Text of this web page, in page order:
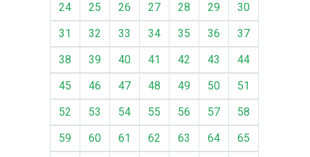
24
25 26 27 28 29
30
31
32 33 34 35 36
37
38
39 40 41 42 43
44
45
46 47 48 49 50
51
52
53 54 55 56 57
58
59
60 61 62 63 64
65